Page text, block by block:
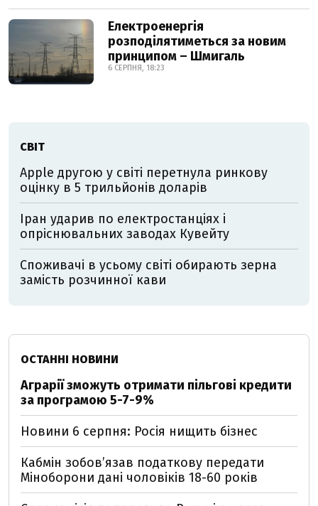
Електроенергія
розподілятиметься за новим
принципом – Шмигаль
6 СЕРПНЯ, 18:23
СВІТ
Apple другою у світі перетнула ринкову
оцінку в 5 трильйонів доларів
Іран ударив по електростанціях і
опріснювальних заводах Кувейту
Споживачі в усьому світі обирають зерна
замість розчинної кави
ОСТАННІ НОВИНИ
Аграрії зможуть отримати пільгові кредити
за програмою 5-7-9%
Новини 6 серпня: Росія нищить бізнес
Кабмін зобовʼязав податкову передати
Міноборони дані чоловіків 18-60 років